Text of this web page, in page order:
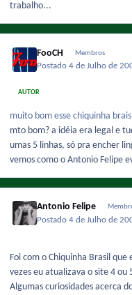
trabalho...
FooCH Membros
Postado4 de Julho de
AUTOR
muito bom esse chiquinha
mto bom? a idéia era legal e
umas 5 linhas, só pra encher
vemos como o Antonio Felipe
Antonio Felipe
Postado4 de Julho de
Foi com o Chiquinha Brasil
vezes eu atualizava o site 4 ou
Algumas curiosidades acerca